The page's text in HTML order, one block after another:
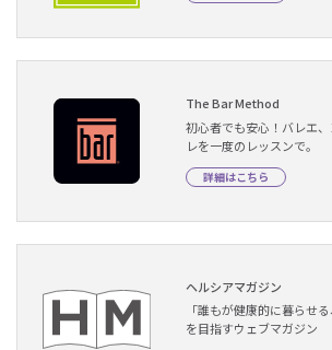
The Bar Method
初心者でも安心！バレエ
レを一度のレッスンで。
詳細はこちら
ヘルシアマガジン
「誰もが健康的に暮らせ
を目指すウェブマガジン